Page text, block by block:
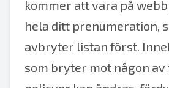
kommer att vara på
hela ditt prenumeration,
avbryter listan först.
som bryter mot någon